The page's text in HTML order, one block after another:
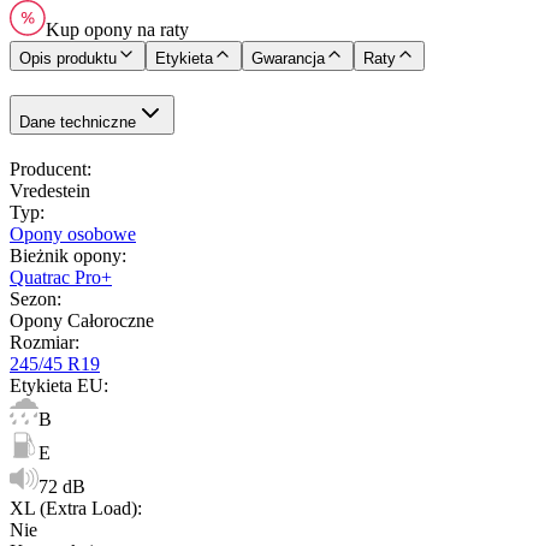
Kup opony na raty
Opis produktu Etykieta Gwarancja Raty
Dane techniczne
Producent:
Vredestein
Typ:
Opony osobowe
Bieżnik opony:
Quatrac Pro+
Sezon:
Opony Całoroczne
Rozmiar:
245/45 R19
Etykieta EU:
B
E
72 dB
XL (Extra Load):
Nie